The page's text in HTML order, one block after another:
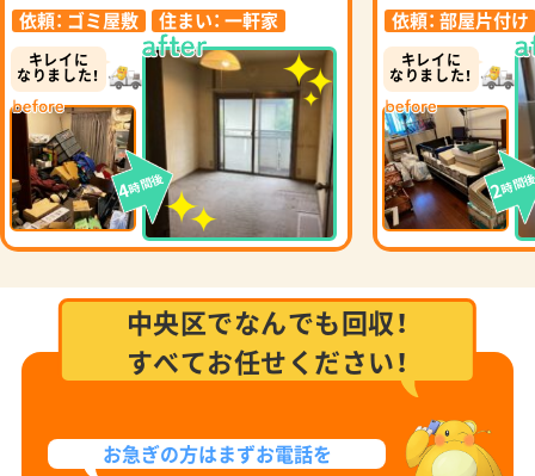
依頼： ゴミ屋敷 住まい： 一軒家
キレイに
なりました！
4時間後
依頼： 部屋片付け
キレイに
なりました！
2時間
中央区でなんでも回収！
すべてお任せください！
お急ぎの方はまずお電話を